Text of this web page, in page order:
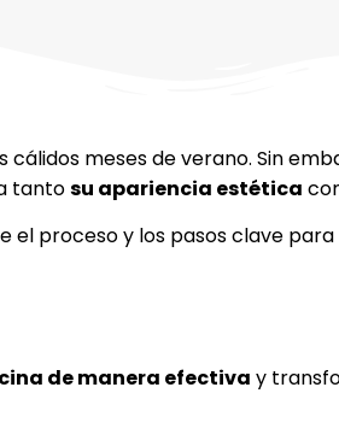
cálidos meses de verano. Sin
tantosu apariencia estética
el proceso y los pasos clave
de manera efectiva y